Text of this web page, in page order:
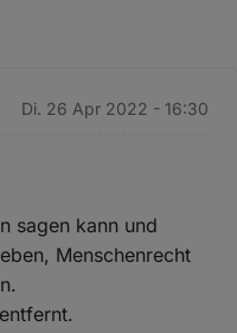
Di. 26 Apr 2022 - 16:30
sagen kann und
Menschenrecht